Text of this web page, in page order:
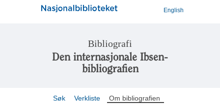
English
Bibliografi
Den internasjonale Ibsen-
bibliografien
Søk Verkliste Om bibliografien